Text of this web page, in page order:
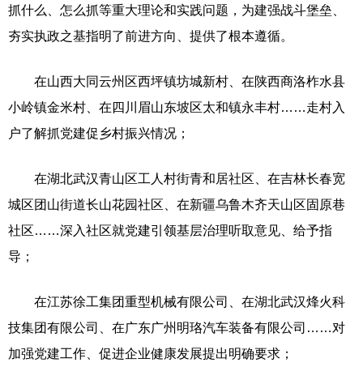
抓什么、怎么抓等重大理论和实践问题，为建强战斗堡垒、
夯实执政之基指明了前进方向、提供了根本遵循。
在山西大同云州区西坪镇坊城新村、在陕西商洛柞水县
小岭镇金米村、在四川眉山东坡区太和镇永丰村……走村入
户了解抓党建促乡村振兴情况；
在湖北武汉青山区工人村街青和居社区、在吉林长春宽
城区团山街道长山花园社区、在新疆乌鲁木齐天山区固原巷
社区……深入社区就党建引领基层治理听取意见、给予指
导；
在江苏徐工集团重型机械有限公司、在湖北武汉烽火科
技集团有限公司、在广东广州明珞汽车装备有限公司……对
加强党建工作、促进企业健康发展提出明确要求；